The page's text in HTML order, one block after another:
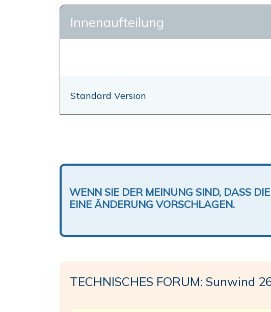
Innenaufteilung
Standard Version
WENN SIE DER MEINUNG SIND, DASS
EINE ÄNDERUNG VORSCHLAGEN.
TECHNISCHES FORUM: Sunwind